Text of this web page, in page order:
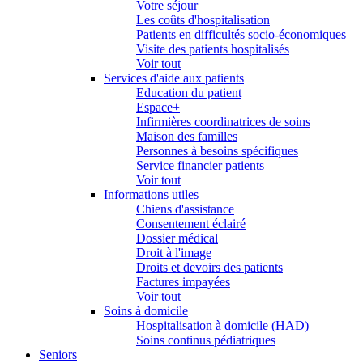
Votre séjour
Les coûts d'hospitalisation
Patients en difficultés socio-économiques
Visite des patients hospitalisés
Voir tout
Services d'aide aux patients
Education du patient
Espace+
Infirmières coordinatrices de soins
Maison des familles
Personnes à besoins spécifiques
Service financier patients
Voir tout
Informations utiles
Chiens d'assistance
Consentement éclairé
Dossier médical
Droit à l'image
Droits et devoirs des patients
Factures impayées
Voir tout
Soins à domicile
Hospitalisation à domicile (HAD)
Soins continus pédiatriques
Seniors